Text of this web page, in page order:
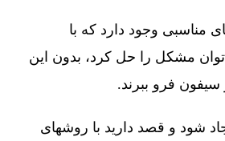
مناسبی وجود دارد که با
توان مشکل را حل کرد، بدون این
فرو ببرند.
شود و قصد دارید با روشهای